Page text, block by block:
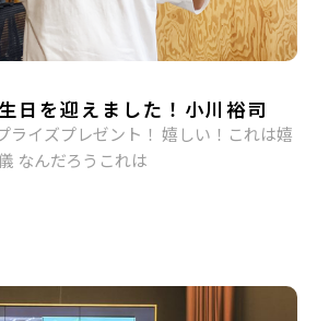
日を迎えました！小川裕司
ライズプレゼント！ 嬉しい！これは嬉
なんだろうこれは